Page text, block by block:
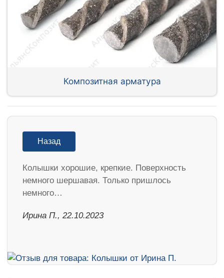
Композитная арматура
Назад
Колышки хорошие, крепкие. Поверхность
немного шершавая. Только пришлось
немного…
Ирина П., 22.10.2023